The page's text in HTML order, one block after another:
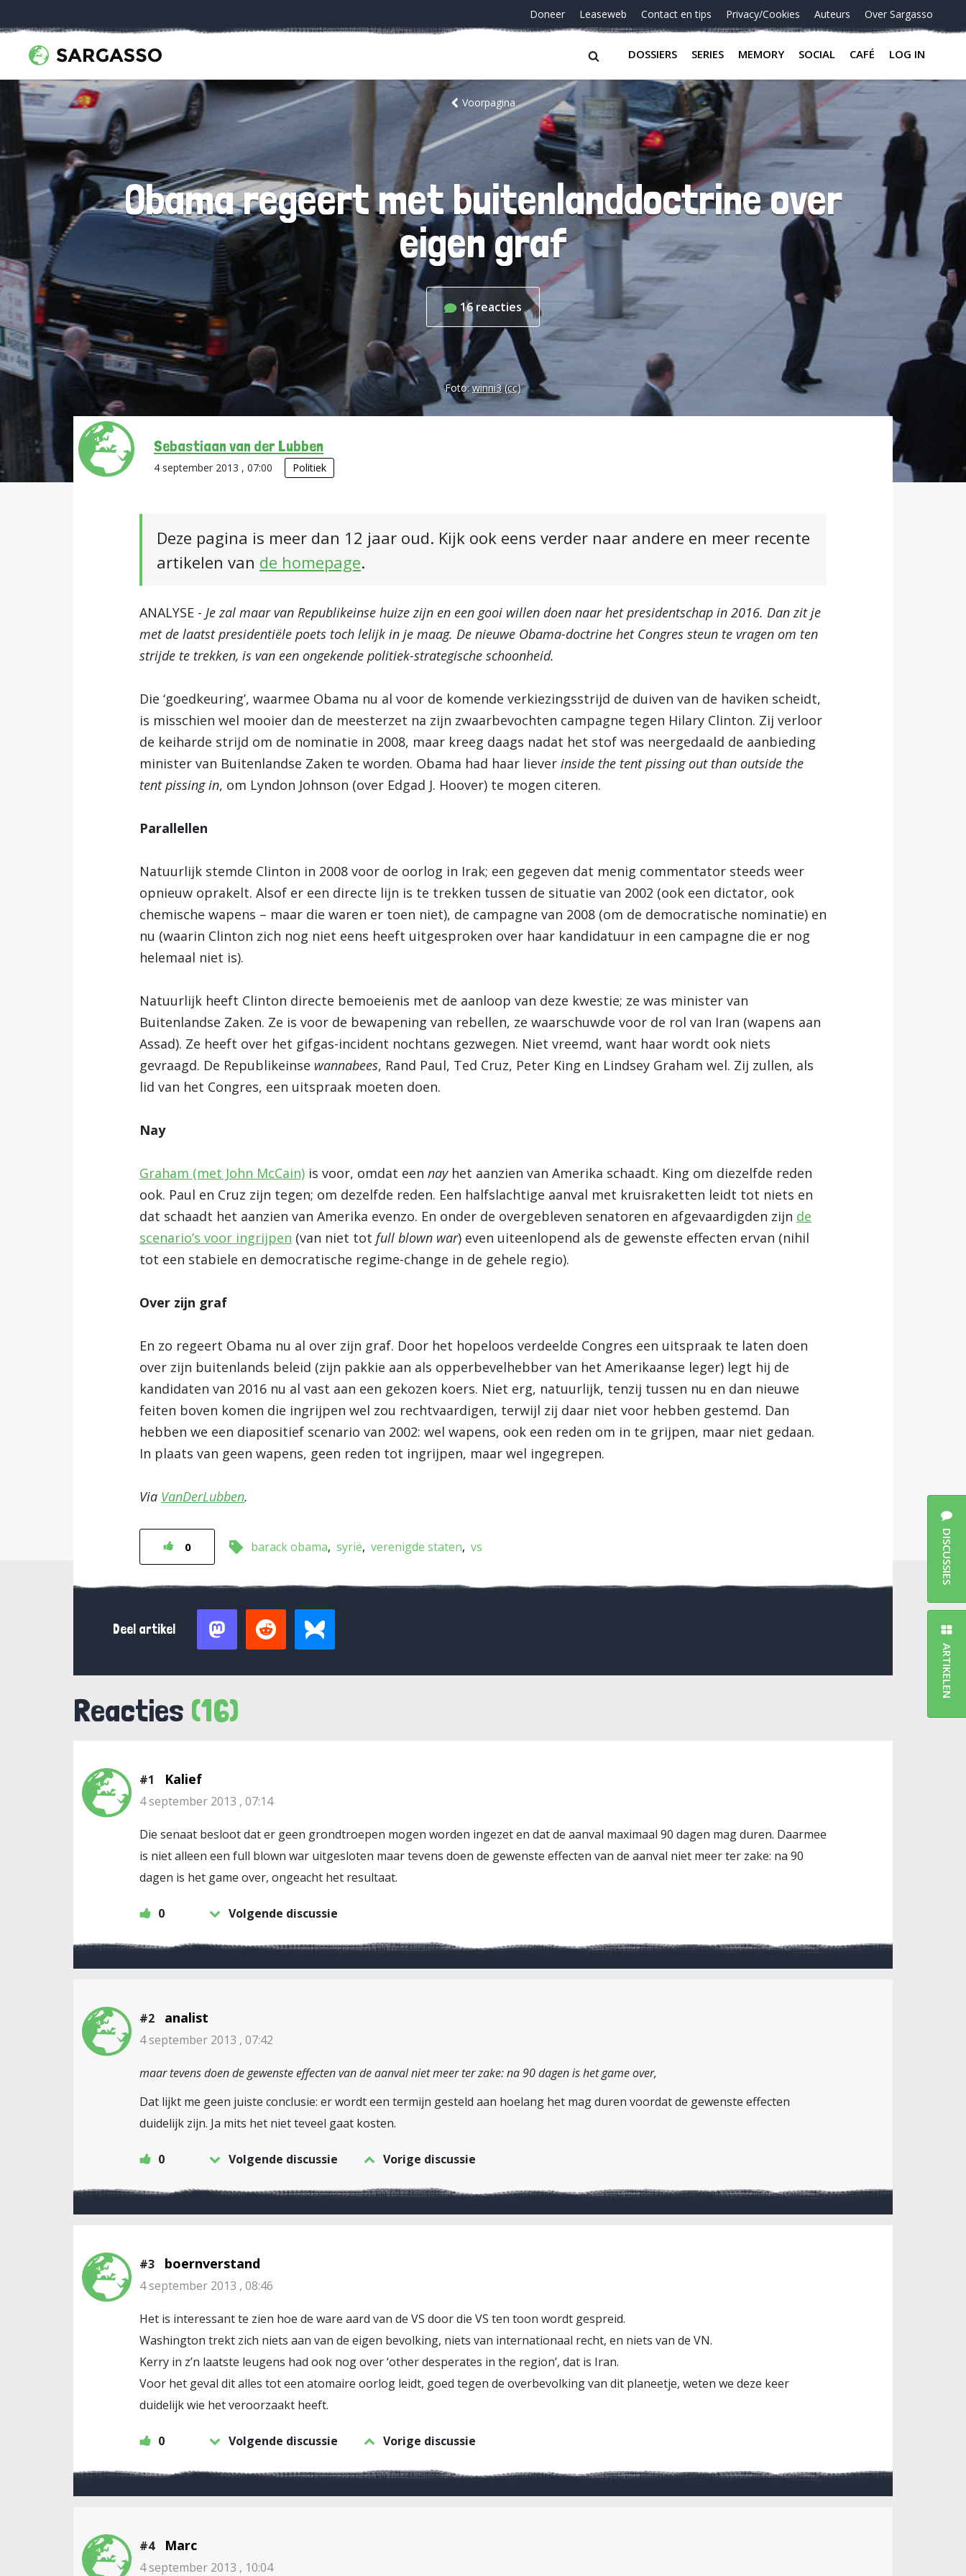
Doneer Leaseweb Contact en tips Privacy/Cookies Auteurs Over Sargasso
DOSSIERS SERIES MEMORY SOCIAL CAFÉ LOG IN
Voorpagina
Obama regeert met buitenlanddoctrine over
eigen graf
16 reacties
Foto:winni3 (cc)
Sebastiaan van der Lubben
4 september 2013 , 07:00 Politiek
Deze pagina is meer dan 12 jaar oud. Kijk ook eens verder naar andere en meer recente
artikelen van de homepage.
ANALYSE - Je zal maar van Republikeinse huize zijn en een gooi willen doen naar het presidentschap in 2016. Dan zit je
met de laatst presidentiële poets toch lelijk in je maag. De nieuwe Obama-doctrine het Congres steun te vragen om ten
strijde te trekken, is van een ongekende politiek-strategische schoonheid.
Die ‘goedkeuring’, waarmee Obama nu al voor de komende verkiezingsstrijd de duiven van de haviken scheidt,
is misschien wel mooier dan de meesterzet na zijn zwaarbevochten campagne tegen Hilary Clinton. Zij verloor
de keiharde strijd om de nominatie in 2008, maar kreeg daags nadat het stof was neergedaald de aanbieding
minister van Buitenlandse Zaken te worden. Obama had haar liever inside the tent pissing out than outside the
tent pissing in, om Lyndon Johnson (over Edgad J. Hoover) te mogen citeren.
Parallellen
Natuurlijk stemde Clinton in 2008 voor de oorlog in Irak; een gegeven dat menig commentator steeds weer
opnieuw oprakelt. Alsof er een directe lijn is te trekken tussen de situatie van 2002 (ook een dictator, ook
chemische wapens – maar die waren er toen niet), de campagne van 2008 (om de democratische nominatie) en
nu (waarin Clinton zich nog niet eens heeft uitgesproken over haar kandidatuur in een campagne die er nog
helemaal niet is).
Natuurlijk heeft Clinton directe bemoeienis met de aanloop van deze kwestie; ze was minister van
Buitenlandse Zaken. Ze is voor de bewapening van rebellen, ze waarschuwde voor de rol van Iran (wapens aan
Assad). Ze heeft over het gifgas-incident nochtans gezwegen. Niet vreemd, want haar wordt ook niets
gevraagd. De Republikeinse wannabees, Rand Paul, Ted Cruz, Peter King en Lindsey Graham wel. Zij zullen, als
lid van het Congres, een uitspraak moeten doen.
Nay
Graham (met John McCain) is voor, omdat een nayhet aanzien van Amerika schaadt. King om diezelfde reden
ook. Paul en Cruz zijn tegen; om dezelfde reden. Een halfslachtige aanval met kruisraketten leidt tot niets en
dat schaadt het aanzien van Amerika evenzo. En onder de overgebleven senatoren en afgevaardigden zijn de
scenario’s voor ingrijpen (van niet tot full blown war) even uiteenlopend als de gewenste effecten ervan (nihil
tot een stabiele en democratische regime-change in de gehele regio).
Over zijn graf
En zo regeert Obama nu al over zijn graf. Door het hopeloos verdeelde Congres een uitspraak te laten doen
over zijn buitenlands beleid (zijn pakkie aan als opperbevelhebber van het Amerikaanse leger) legt hij de
kandidaten van 2016 nu al vast aan een gekozen koers. Niet erg, natuurlijk, tenzij tussen nu en dan nieuwe
feiten boven komen die ingrijpen wel zou rechtvaardigen, terwijl zij daar niet voor hebben gestemd. Dan
hebben we een diapositief scenario van 2002: wel wapens, ook een reden om in te grijpen, maar niet gedaan.
In plaats van geen wapens, geen reden tot ingrijpen, maar wel ingegrepen.
Via VanDerLubben.
0 barack obama syrië verenigde staten vs
Deel artikel
Reacties (16)
#1 Kalief
4 september 2013 , 07:14
Die senaat besloot dat er geen grondtroepen mogen worden ingezet en dat de aanval maximaal 90 dagen mag duren. Daarmee
is niet alleen een full blown war uitgesloten maar tevens doen de gewenste effecten van de aanval niet meer ter zake: na 90
dagen is het game over, ongeacht het resultaat.
0 Volgende discussie
#2 analist
4 september 2013 , 07:42
maar tevens doen de gewenste effecten van de aanval niet meer ter zake: na 90 dagen is het game over,
Dat lijkt me geen juiste conclusie: er wordt een termijn gesteld aan hoelang het mag duren voordat de gewenste effecten
duidelijk zijn. Ja mits het niet teveel gaat kosten.
0 Volgende discussie Vorige discussie
#3 boernverstand
4 september 2013 , 08:46
Het is interessant te zien hoe de ware aard van de VS door die VS ten toon wordt gespreid.
Washington trekt zich niets aan van de eigen bevolking, niets van internationaal recht, en niets van de VN.
Kerry in z’n laatste leugens had ook nog over ‘other desperates in the region’, dat is Iran.
Voor het geval dit alles tot een atomaire oorlog leidt, goed tegen de overbevolking van dit planeetje, weten we deze keer
duidelijk wie het veroorzaakt heeft.
0 Volgende discussie Vorige discussie
#4 Marc
4 september 2013 , 10:04
DISCUSSIES
ARTIKELEN